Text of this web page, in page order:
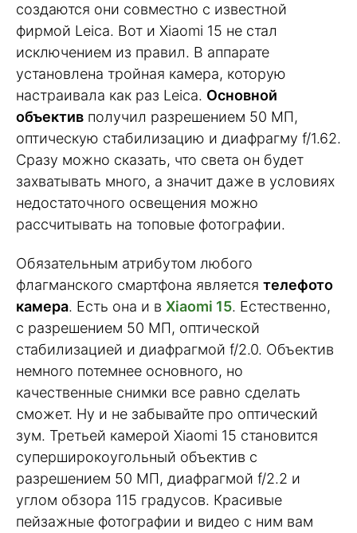
создаются они совместно с известной
фирмой Leica. Вот и Xiaomi 15 не стал
исключением из правил. В аппарате
установлена тройная камера, которую
настраивала как раз Leica. Основной
объектив получил разрешением 50 МП,
оптическую стабилизацию и диафрагму f/1.62.
Сразу можно сказать, что света он будет
захватывать много, а значит даже в условиях
недостаточного освещения можно
рассчитывать на топовые фотографии.
Обязательным атрибутом любого
флагманского смартфона является телефото
камера. Есть она и в Xiaomi 15. Естественно,
с разрешением 50 МП, оптической
стабилизацией и диафрагмой f/2.0. Объектив
немного потемнее основного, но
качественные снимки все равно сделать
сможет. Ну и не забывайте про оптический
зум. Третьей камерой Xiaomi 15 становится
суперширокоугольный объектив с
разрешением 50 МП, диафрагмой f/2.2 и
углом обзора 115 градусов. Красивые
пейзажные фотографии и видео с ним вам